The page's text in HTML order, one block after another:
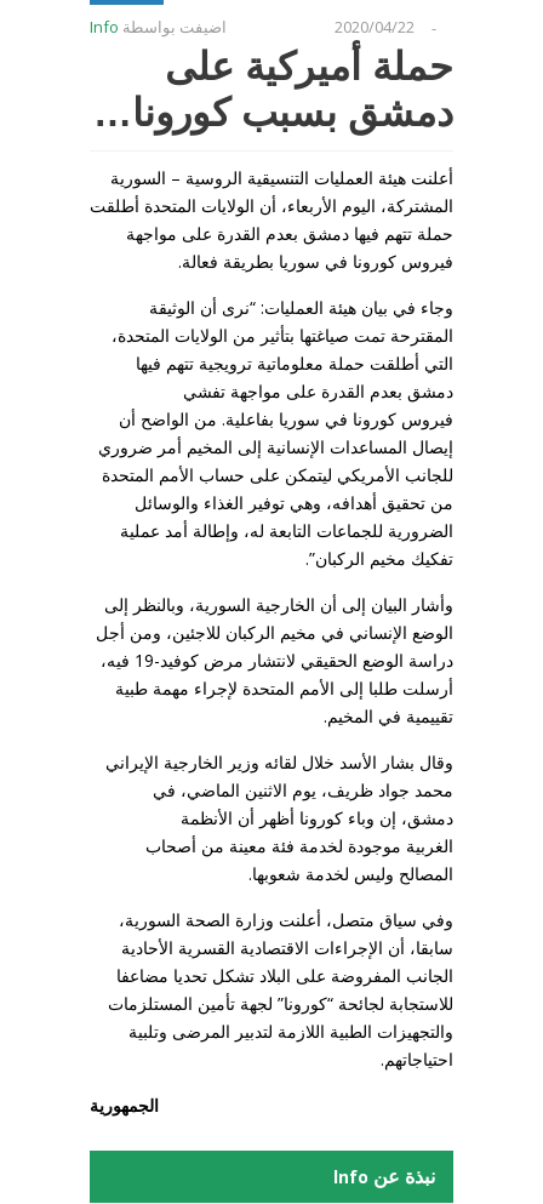
اضيفت بواسطة Info -
2020/04/22
حملة أميركية على
دمشق بسبب كورونا…
أعلنت هيئة العمليات التنسيقية الروسية – السورية
المشتركة، اليوم الأربعاء، أن الولايات المتحدة أطلقت
حملة تتهم فيها دمشق بعدم القدرة على مواجهة
فيروس كورونا في سوريا بطريقة فعالة.
وجاء في بيان هيئة العمليات: “نرى أن الوثيقة
المقترحة تمت صياغتها بتأثير من الولايات المتحدة،
التي أطلقت حملة معلوماتية ترويجية تتهم فيها
دمشق بعدم القدرة على مواجهة تفشي
فيروس كورونا في سوريا بفاعلية. من الواضح أن
إيصال المساعدات الإنسانية إلى المخيم أمر ضروري
للجانب الأمريكي ليتمكن على حساب الأمم المتحدة
من تحقيق أهدافه، وهي توفير الغذاء والوسائل
الضرورية للجماعات التابعة له، وإطالة أمد عملية
تفكيك مخيم الركبان”.
وأشار البيان إلى أن الخارجية السورية، وبالنظر إلى
الوضع الإنساني في مخيم الركبان للاجئين، ومن أجل
دراسة الوضع الحقيقي لانتشار مرض كوفيد-19 فيه،
أرسلت طلبا إلى الأمم المتحدة لإجراء مهمة طبية
تقييمية في المخيم.
وقال بشار الأسد خلال لقائه وزير الخارجية الإيراني
محمد جواد ظريف، يوم الاثنين الماضي، في
دمشق، إن وباء كورونا أظهر أن الأنظمة
الغربية موجودة لخدمة فئة معينة من أصحاب
المصالح وليس لخدمة شعوبها.
وفي سياق متصل، أعلنت وزارة الصحة السورية،
سابقا، أن الإجراءات الاقتصادية القسرية الأحادية
الجانب المفروضة على البلاد تشكل تحديا مضاعفا
للاستجابة لجائحة “كورونا” لجهة تأمين المستلزمات
والتجهيزات الطبية اللازمة لتدبير المرضى وتلبية
احتياجاتهم.
الجمهورية
نبذة عن Info